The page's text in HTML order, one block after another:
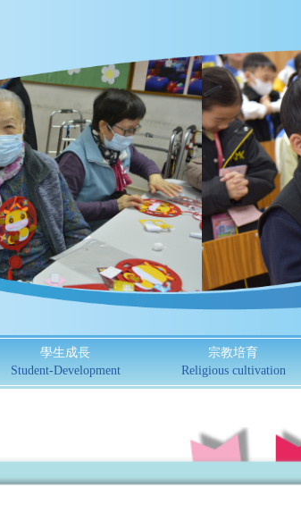
學生成長
Student-Development
宗教培育
Religious cultivation